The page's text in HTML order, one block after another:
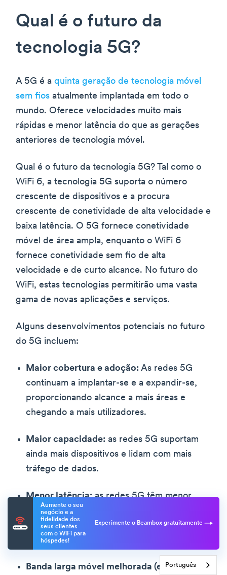
Qual é o futuro da
tecnologia 5G?
A 5G é a quinta geração de tecnologia móvel
sem fios atualmente implantada em todo o
mundo. Oferece velocidades muito mais
rápidas e menor latência do que as gerações
anteriores de tecnologia móvel.
Qual é o futuro da tecnologia 5G? Tal como o
WiFi 6, a tecnologia 5G suporta o número
crescente de dispositivos e a procura
crescente de conetividade de alta velocidade e
baixa latência. O 5G fornece conetividade
móvel de área ampla, enquanto o WiFi 6
fornece conetividade sem fio de alta
velocidade e de curto alcance. No futuro do
WiFi, estas tecnologias permitirão uma vasta
gama de novas aplicações e serviços.
Alguns desenvolvimentos potenciais no futuro
do 5G incluem:
Maior cobertura e adoção: As redes 5G
continuam a implantar-se e a expandir-se,
proporcionando alcance a mais áreas e
chegando a mais utilizadores.
Maior capacidade: as redes 5G suportam
ainda mais dispositivos e lidam com mais
tráfego de dados.
Menor latência:as redes 5G têm menor
latência, permitindo novos casos de
utilização, como a realidade virtual, os
veículos autónomos e a automação industrial.
Banda larga móvel melhorada (eMBB):Os
Aumente o seu
negócio e a
fidelidade dos
seus clientes
com o WiFi para
hóspedes!
Experimente o Beambox gratuitamente
Português